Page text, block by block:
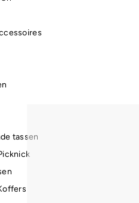
tassen